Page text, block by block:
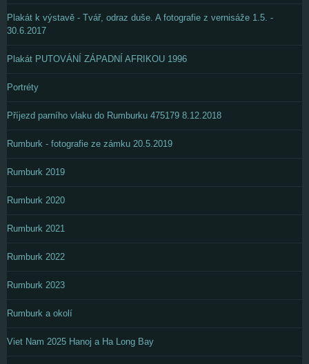
Plakát k výstavě - Tvář, odraz duše. A fotografie z vernisáže 1.5. -
30.6.2017
Plakát PUTOVÁNÍ ZÁPADNÍ AFRIKOU 1996
Portréty
Příjezd parního vlaku do Rumburku 475179 8.12.2018
Rumburk - fotografie ze zámku 20.5.2019
Rumburk 2019
Rumburk 2020
Rumburk 2021
Rumburk 2022
Rumburk 2023
Rumburk a okolí
Viet Nam 2025 Hanoj a Ha Long Bay